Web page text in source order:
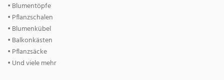
• Blumentöpfe
• Pflanzschalen
• Blumenkübel
• Balkonkästen
• Pflanzsäcke
• Und viele mehr